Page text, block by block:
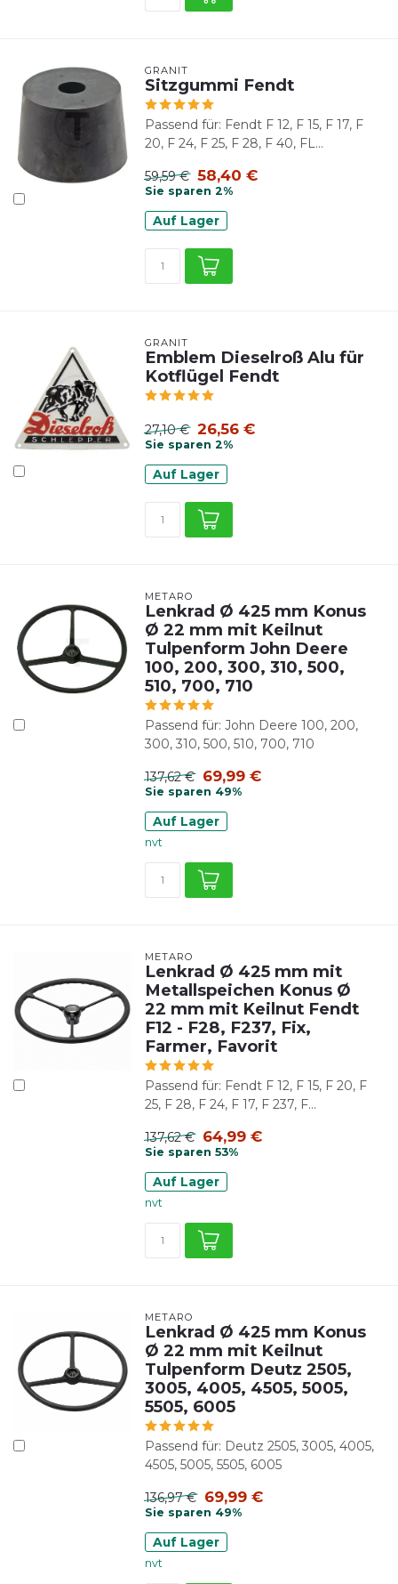
GRANIT
Sitzgummi Fendt
Passend für: Fendt F 12, F 15, F 17, F
20, F 24, F 25, F 28, F 40, FL...
59,59 € 58,40 €
Sie sparen 2%
Auf Lager
GRANIT
Emblem Dieselroß Alu für
Kotflügel Fendt
27,10 € 26,56 €
Sie sparen 2%
Auf Lager
METARO
Lenkrad Ø 425 mm Konus
Ø 22 mm mit Keilnut
Tulpenform John Deere
100, 200, 300, 310, 500,
510, 700, 710
Passend für: John Deere 100, 200,
300, 310, 500, 510, 700, 710
137,62 € 69,99 €
Sie sparen 49%
Auf Lager
nvt
METARO
Lenkrad Ø 425 mm mit
Metallspeichen Konus Ø
22 mm mit Keilnut Fendt
F12 - F28, F237, Fix,
Farmer, Favorit
Passend für: Fendt F 12, F 15, F 20, F
25, F 28, F 24, F 17, F 237, F...
137,62 € 64,99 €
Sie sparen 53%
Auf Lager
nvt
METARO
Lenkrad Ø 425 mm Konus
Ø 22 mm mit Keilnut
Tulpenform Deutz 2505,
3005, 4005, 4505, 5005,
5505, 6005
Passend für: Deutz 2505, 3005, 4005,
4505, 5005, 5505, 6005
136,97 € 69,99 €
Sie sparen 49%
Auf Lager
nvt